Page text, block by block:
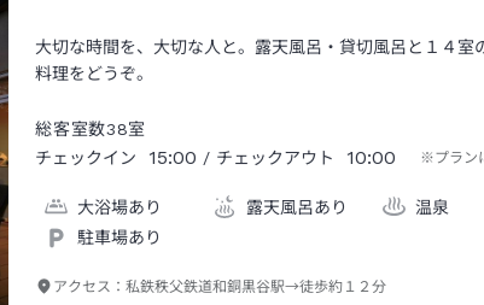
大切な時間を、大切な人と。露天風呂・貸切風呂と１４
料理をどうぞ。
総客室数38室
チェックイン
15:00 / チェックアウト 10:00 ※プラン
大浴場あり 露天風呂あり
温泉
駐車場あり
アクセス：私鉄秩父鉄道和銅黒谷駅→徒歩約１２分